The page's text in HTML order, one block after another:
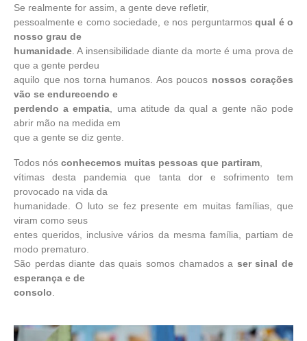
Se realmente for assim, a gente deve refletir,
pessoalmente e como sociedade, e nos perguntarmosqual é o
nosso grau de
humanidade. A insensibilidade diante da morte é uma prova de
que a gente perdeu
aquilo que nos torna humanos. Aos poucos nossos corações
vão se endurecendo e
perdendo a empatia, uma atitude da qual a gente não pode
abrir mão na medida em
que a gente se diz gente.
Todos nós conhecemos muitas pessoas que partiram,
vítimas desta pandemia que tanta dor e sofrimento tem
provocado na vida da
humanidade. O luto se fez presente em muitas famílias, que
viram como seus
entes queridos, inclusive vários da mesma família, partiam de
modo prematuro.
São perdas diante das quais somos chamados a ser sinal de
esperança e de
consolo.